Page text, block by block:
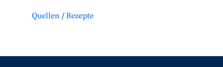
Quellen Rezepte